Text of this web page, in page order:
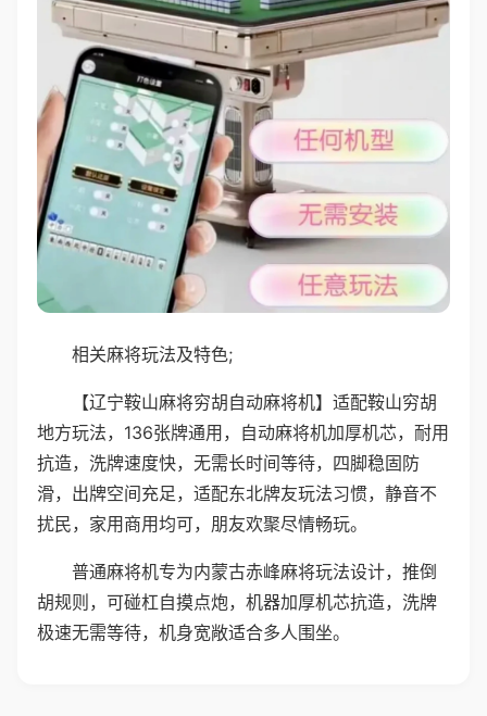
相关麻将玩法及特色;
【辽宁鞍山麻将穷胡自动麻将机】适配鞍山穷胡
地方玩法，136张牌通用，自动麻将机加厚机芯，耐用
抗造，洗牌速度快，无需长时间等待，四脚稳固防
滑，出牌空间充足，适配东北牌友玩法习惯，静音不
扰民，家用商用均可，朋友欢聚尽情畅玩。
普通麻将机专为内蒙古赤峰麻将玩法设计，推倒
胡规则，可碰杠自摸点炮，机器加厚机芯抗造，洗牌
极速无需等待，机身宽敞适合多人围坐。